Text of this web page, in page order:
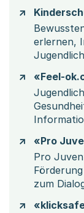
erlernen,
«Feel-
«Pro
Pro
zum